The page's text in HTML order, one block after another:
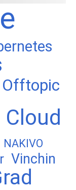
Offtopic
Cloud
NAKIVO
Vinchin